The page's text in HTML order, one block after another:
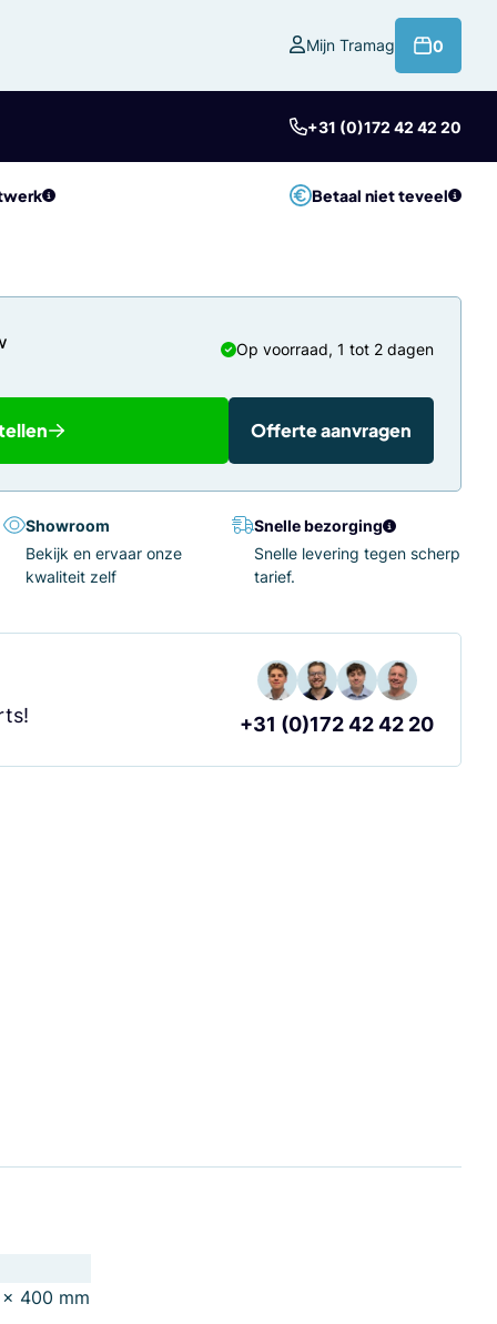
Mijn Tramag 0
+31 (0)172 42 42 20
Betaal niet teveel
Op voorraad, 1 tot 2 dagen
Offerte aanvragen
Showroom
Bekijk en ervaar onze
kwaliteit zelf
Snelle bezorging
Snelle levering tegen scherp
tarief.
+31 (0)172 42 42 20
400 mm